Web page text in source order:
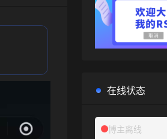
在线状态
博主离线